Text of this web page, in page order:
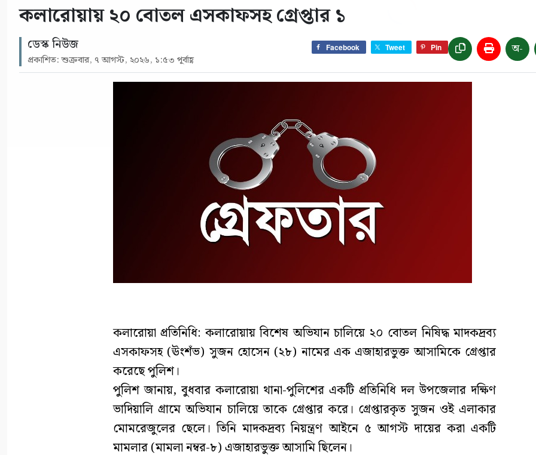
কলারোয়ায় ২০ বোতল এসকাফসহ গ্রেপ্তার ১
ডেস্ক নিউজ
প্রকাশিত: শুক্রবার, ৭ আগস্ট, ২০২৬, ১:৫৩ পূর্বাহ্ণ
Facebook Tweet Pin অ-
কলারোয়া প্রতিনিধি: কলারোয়ায় বিশেষ অভিযান চালিয়ে ২০ বোতল নিষিদ্ধ মাদকদ্রব্য
এসকাফসহ (ঊংশঁভ) সুজন হোসেন (২৮) নামের এক এজাহারভুক্ত আসামিকে গ্রেপ্তার
করেছে পুলিশ।
পুলিশ জানায়, বুধবার কলারোয়া থানা-পুলিশের একটি প্রতিনিধি দল উপজেলার দক্ষিণ
ভাদিয়ালি গ্রামে অভিযান চালিয়ে তাকে গ্রেপ্তার করে। গ্রেপ্তারকৃত সুজন ওই এলাকার
মোমরেজুলের ছেলে। তিনি মাদকদ্রব্য নিয়ন্ত্রণ আইনে ৫ আগস্ট দায়ের করা একটি
মামলার (মামলা নম্বর-৮) এজাহারভুক্ত আসামি ছিলেন।